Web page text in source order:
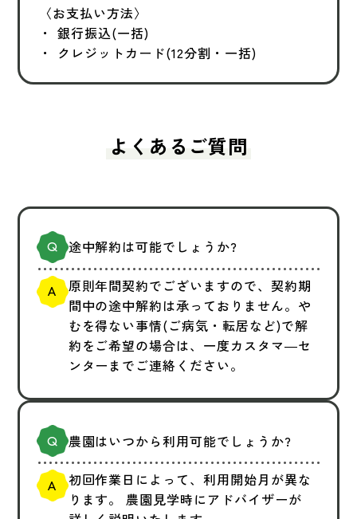
〈お支払い方法〉
銀行振込(一括)
クレジットカード(12分割・一括)
よくあるご質問
途中解約は可能でしょうか?
原則年間契約でございますので、契約期
間中の途中解約は承っておりません。や
むを得ない事情(ご病気・転居など)で解
約をご希望の場合は、一度カスタマ―セ
ンターまでご連絡ください。
農園はいつから利用可能でしょうか?
初回作業日によって、利用開始月が異な
ります。 農園見学時にアドバイザーが